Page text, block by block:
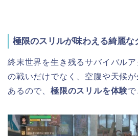
極限のスリルが味わえる綺麗な
終末世界を生き残るサバイバル
の戦いだけでなく、空腹や天候
あるので、 極限のスリルを体験で